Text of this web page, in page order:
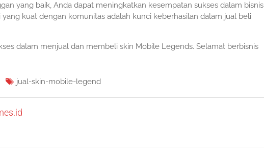
yang baik, Anda dapat meningkatkan kesempatan sukses dalam bisnis
kuat dengan komunitas adalah kunci keberhasilan dalam jual beli
dalam menjual dan membeli skin Mobile Legends. Selamat berbisnis
jual-skin-mobile-legend